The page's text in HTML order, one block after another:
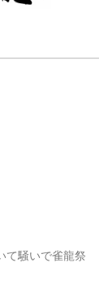
て騒いで雀龍祭